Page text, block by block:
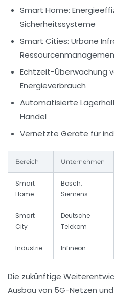
Smart Home:
Sicherheitssysteme
Smart Cities: Urbane
Echtzeit-Überwachung
Energieverbrauch
Automatisierte
Handel
Vernetzte Geräte für
Bereich Unternehmen
Smart
Home
Bosch,
Siemens
Smart
City
Deutsche
Telekom
Industrie Infineon
Die zukünftige
Ausbau von 5G-Netzen